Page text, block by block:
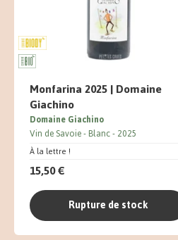
Monfarina 2025 | Domaine
Giachino
À la lettre !
Domaine Giachino
Vin de Savoie Blanc 2025
15,50 €
Rupture de stock